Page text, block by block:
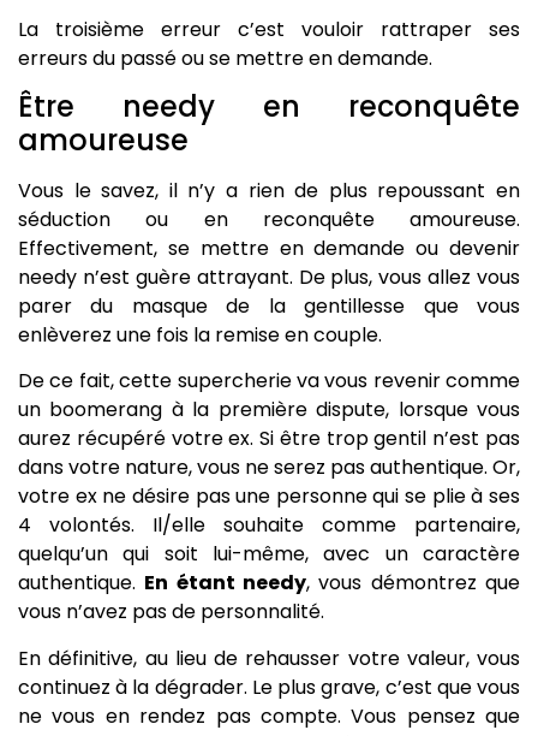
La troisième erreur c’est vouloir rattraper ses
erreurs du passé ou se mettre en demande.
Être needy en reconquête
amoureuse
Vous le savez, il n’y a rien de plus repoussant en
séduction ou en reconquête amoureuse.
Effectivement, se mettre en demande ou devenir
needy n’est guère attrayant. De plus, vous allez vous
parer du masque de la gentillesse que vous
enlèverez une fois la remise en couple.
De ce fait, cette supercherie va vous revenir comme
un boomerang à la première dispute, lorsque vous
aurez récupéré votre ex. Si être trop gentil n’est pas
dans votre nature, vous ne serez pas authentique. Or,
votre ex ne désire pas une personne qui se plie à ses
4 volontés. Il/elle souhaite comme partenaire,
quelqu’un qui soit lui-même, avec un caractère
authentique. En étant needy, vous démontrez que
vous n’avez pas de personnalité.
En définitive, au lieu de rehausser votre valeur, vous
continuez à la dégrader. Le plus grave, c’est que vous
ne vous en rendez pas compte. Vous pensez que